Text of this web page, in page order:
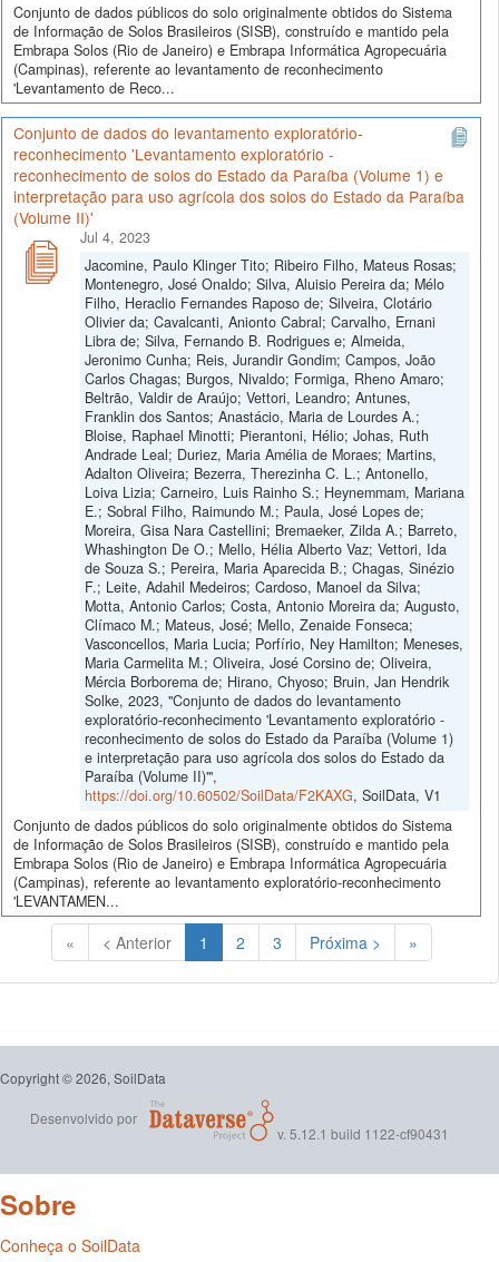
Conjunto de dados públicos do solo originalmente obtidos do Sistema
de Informação de Solos Brasileiros (SISB), construído e mantido pela
Embrapa Solos (Rio de Janeiro) e Embrapa Informática Agropecuária
(Campinas), referente ao levantamento de reconhecimento
'Levantamento de Reco...
Conjunto de dados do levantamento exploratório-
reconhecimento 'Levantamento exploratório -
reconhecimento de solos do Estado da Paraíba (Volume 1) e
interpretação para uso agrícola dos solos do Estado da Paraíba
(Volume II)'
Jul 4, 2023
Jacomine, Paulo Klinger Tito; Ribeiro Filho, Mateus Rosas;
Montenegro, José Onaldo; Silva, Aluisio Pereira da; Mélo
Filho, Heraclio Fernandes Raposo de; Silveira, Clotário
Olivier da; Cavalcanti, Anionto Cabral; Carvalho, Ernani
Libra de; Silva, Fernando B. Rodrigues e; Almeida,
Jeronimo Cunha; Reis, Jurandir Gondim; Campos, João
Carlos Chagas; Burgos, Nivaldo; Formiga, Rheno Amaro;
Beltrão, Valdir de Araújo; Vettori, Leandro; Antunes,
Franklin dos Santos; Anastácio, Maria de Lourdes A.;
Bloise, Raphael Minotti; Pierantoni, Hélio; Johas, Ruth
Andrade Leal; Duriez, Maria Amélia de Moraes; Martins,
Adalton Oliveira; Bezerra, Therezinha C. L.; Antonello,
Loiva Lizia; Carneiro, Luis Rainho S.; Heynemmam, Mariana
E.; Sobral Filho, Raimundo M.; Paula, José Lopes de;
Moreira, Gisa Nara Castellini; Bremaeker, Zilda A.; Barreto,
Whashington De O.; Mello, Hélia Alberto Vaz; Vettori, Ida
de Souza S.; Pereira, Maria Aparecida B.; Chagas, Sinézio
F.; Leite, Adahil Medeiros; Cardoso, Manoel da Silva;
Motta, Antonio Carlos; Costa, Antonio Moreira da; Augusto,
Clímaco M.; Mateus, José; Mello, Zenaide Fonseca;
Vasconcellos, Maria Lucia; Porfírio, Ney Hamilton; Meneses,
Maria Carmelita M.; Oliveira, José Corsino de; Oliveira,
Mércia Borborema de; Hirano, Chyoso; Bruin, Jan Hendrik
Solke, 2023, "Conjunto de dados do levantamento
exploratório-reconhecimento 'Levantamento exploratório -
reconhecimento de solos do Estado da Paraíba (Volume 1)
e interpretação para uso agrícola dos solos do Estado da
Paraíba (Volume II)'",
https://doi.org/10.60502/SoilData/F2KAXG, SoilData, V1
Conjunto de dados públicos do solo originalmente obtidos do Sistema
de Informação de Solos Brasileiros (SISB), construído e mantido pela
Embrapa Solos (Rio de Janeiro) e Embrapa Informática Agropecuária
(Campinas), referente ao levantamento exploratório-reconhecimento
'LEVANTAMEN...
« < Anterior 1 (Atual)
2 3 Próxima > »
Copyright © 2026, SoilData
Desenvolvido por
v. 5.12.1 build 1122-cf90431
Sobre
Conheça o SoilData